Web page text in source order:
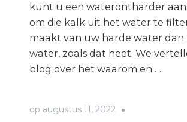
kunt u een waterontharder
om die kalk uit het water te
maakt van uw harde water dan
water, zoals dat heet. We
blog over het waarom en …
op augustus 11, 2022